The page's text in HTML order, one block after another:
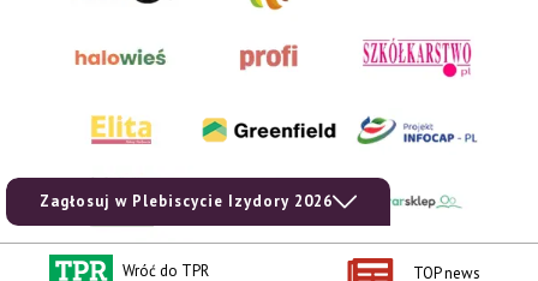
Zagłosuj w Plebiscycie Izydory 2026
Wróć do TPR TOP news